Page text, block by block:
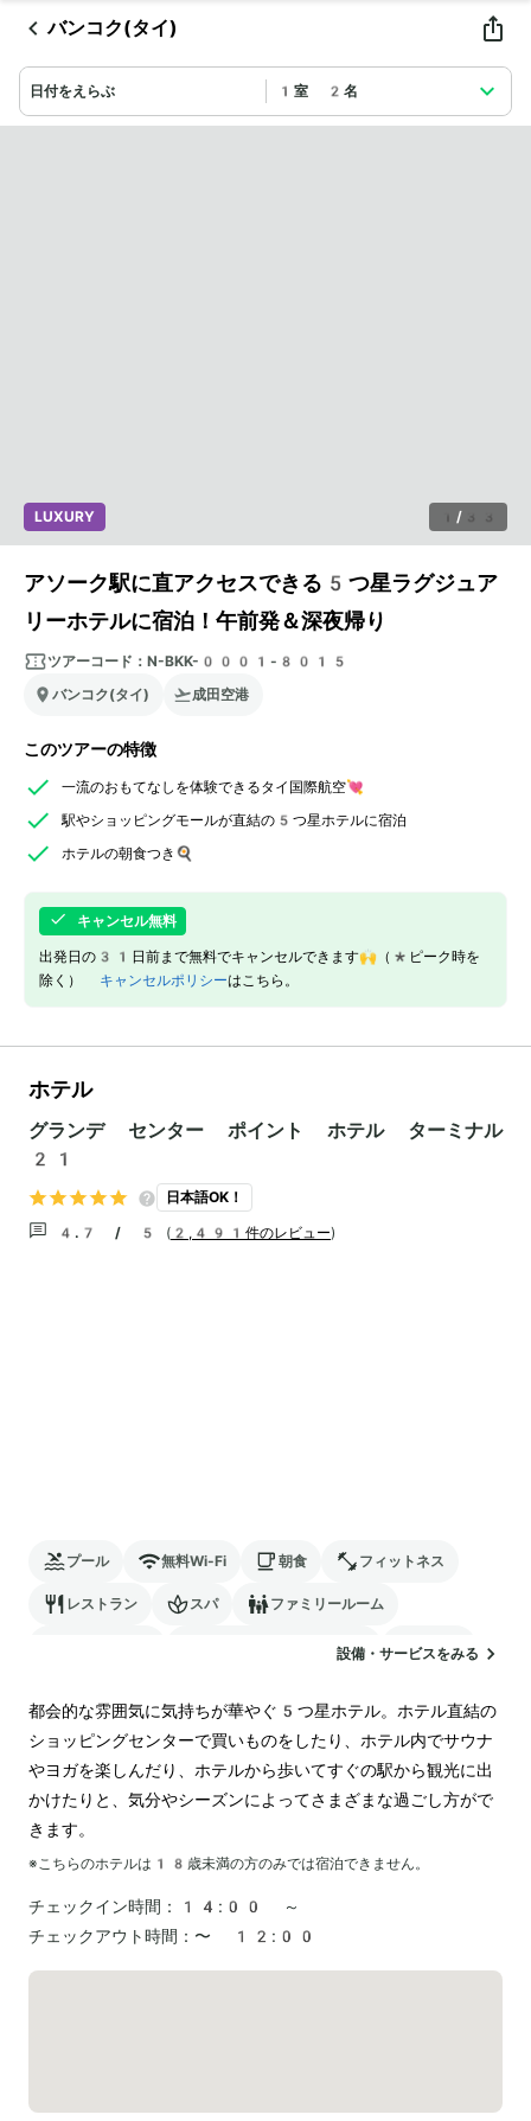
バンコク(タイ)
日付をえらぶ 1室 2名
1 / 33
LUXURY
アソーク駅に直アクセスできる5つ星ラグジュア
リーホテルに宿泊！午前発＆深夜帰り
ツアーコード： N-BKK-0001-8015
バンコク(タイ)
成田空港
このツアーの特徴
一流のおもてなしを体験できるタイ国際航空💘
駅やショッピングモールが直結の5つ星ホテルに宿泊
ホテルの朝食つき🍳
キャンセル無料
出発日の31日前まで無料でキャンセルできます🙌（*ピーク時を
除く） キャンセルポリシーはこちら。
ホテル
グランデ センター ポイント ホテル ターミナル
21
日本語OK！
4.7 / 5 ( 2,491件のレビュー)
プール 無料Wi-Fi 朝食 フィットネス
レストラン スパ ファミリールーム
24時間対応のフロント サウナ
設備・サービスをみる
都会的な雰囲気に気持ちが華やぐ5つ星ホテル。ホテル直結の
ショッピングセンターで買いものをしたり、ホテル内でサウナ
やヨガを楽しんだり、ホテルから歩いてすぐの駅から観光に出
かけたりと、気分やシーズンによってさまざまな過ごし方がで
きます。
※こちらのホテルは 18 歳未満の方のみでは宿泊できません。
チェックイン時間：
14:00 ～
チェックアウト時間： 〜 12:00